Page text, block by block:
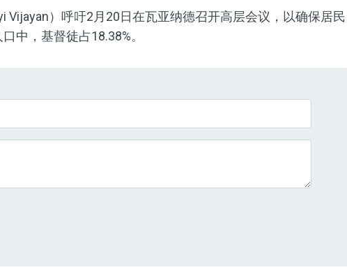
Vijayan）呼吁2月20日在瓦亚纳德召开高层会议，以确保居民
中，基督徒占18.38%。